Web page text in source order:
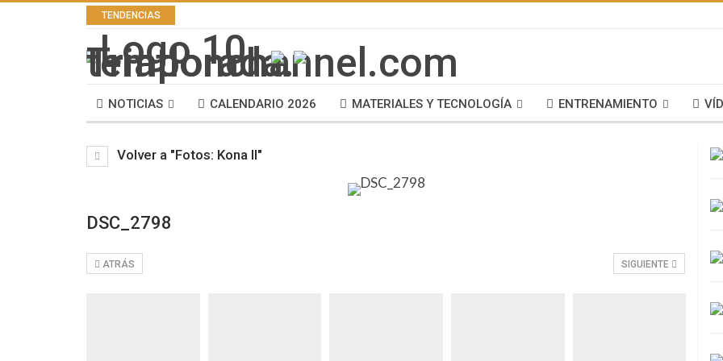
TENDENCIAS
NOTICIAS CALENDARIO 2026 MATERIALES Y TECNOLOGÍA ENTRENAMIENTO
Volver a "Fotos: Kona II"
DSC_2798
SIGUIENTE
ATRÁS